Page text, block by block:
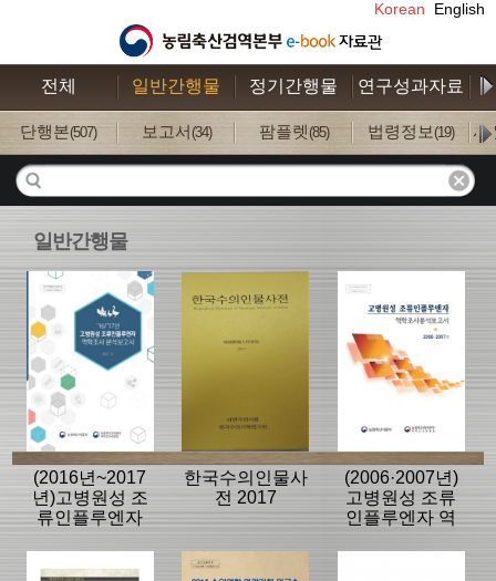
Korean English
전체 일반간행물 정기간행물 연구성과자료
단행본(507) 보고서 (34) 팜플렛 (85) 법령정보(19) 사
일반간행물
(2016년~2017
년)고병원성 조
류인플루엔자
고서
한국수의인물사
전 2017
(2006·2007년)
고병원성 조류
인플루엔자 역
서